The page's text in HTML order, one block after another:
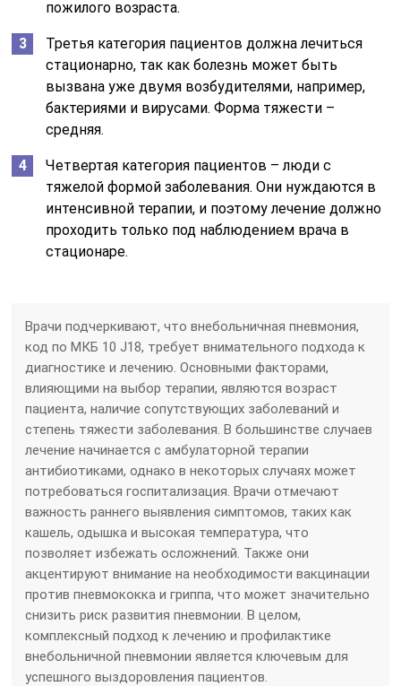
пожилого возраста.
Третья категория пациентов должна лечиться
стационарно, так как болезнь может быть
вызвана уже двумя возбудителями, например,
бактериями и вирусами. Форма тяжести –
средняя.
Четвертая категория пациентов – люди с
тяжелой формой заболевания. Они нуждаются в
интенсивной терапии, и поэтому лечение должно
проходить только под наблюдением врача в
стационаре.
Врачи подчеркивают, что внебольничная пневмония,
код по МКБ 10 J18, требует внимательного подхода к
диагностике и лечению. Основными факторами,
влияющими на выбор терапии, являются возраст
пациента, наличие сопутствующих заболеваний и
степень тяжести заболевания. В большинстве случаев
лечение начинается с амбулаторной терапии
антибиотиками, однако в некоторых случаях может
потребоваться госпитализация. Врачи отмечают
важность раннего выявления симптомов, таких как
кашель, одышка и высокая температура, что
позволяет избежать осложнений. Также они
акцентируют внимание на необходимости вакцинации
против пневмококка и гриппа, что может значительно
снизить риск развития пневмонии. В целом,
комплексный подход к лечению и профилактике
внебольничной пневмонии является ключевым для
успешного выздоровления пациентов.